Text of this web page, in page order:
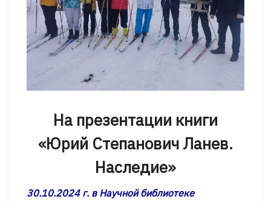
На презентации книги
«Юрий Степанович Ланев.
Наследие»
30.10.2024 г. в Научной библиотеке